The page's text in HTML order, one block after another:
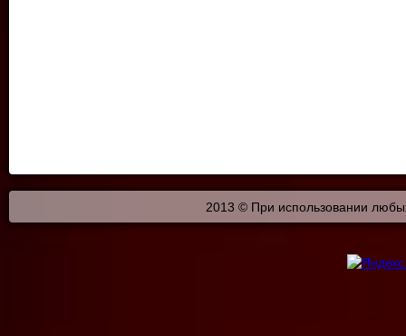
2013 © При использовании